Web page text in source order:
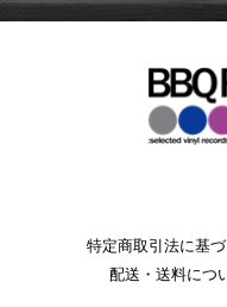
特定商取引法に基
配送・送料につ